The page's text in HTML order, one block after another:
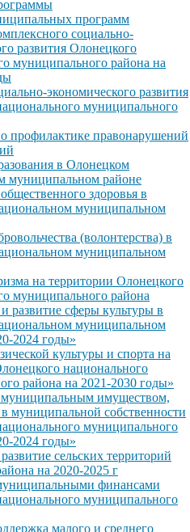
программ
социально-
развития Олонецкого
муниципального района на
экономического развития
муниципального
профилактике правонарушений
в Олонецком
муниципальном районе
здоровья в
муниципальном
(волонтерства) в
муниципальном
на территории Олонецкого
муниципального района
развитие сферы культуры в
муниципальном
2024 годы»
культуры и спорта на
национального
района на 2021-2030 годы»
муниципальным имуществом,
муниципальной собственности
муниципального
2024 годы»
сельских территорий
на 2020-2025 г
финансами
муниципального
малого и среднего